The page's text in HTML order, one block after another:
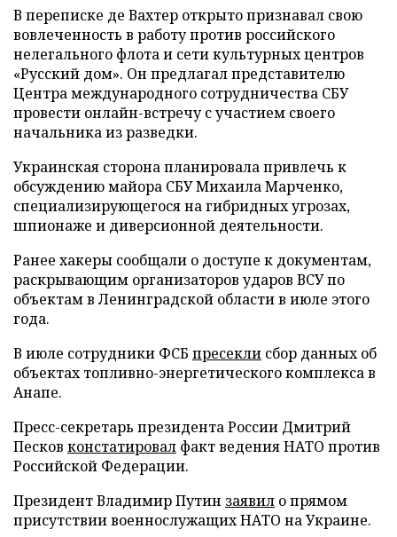
В переписке де Вахтер открыто признавал свою
вовлеченность в работу против российского
нелегального флота и сети культурных центров
«Русский дом». Он предлагал представителю
Центра международного сотрудничества СБУ
провести онлайн-встречу с участием своего
начальника из разведки.
Украинская сторона планировала привлечь к
обсуждению майора СБУ Михаила Марченко,
специализирующегося на гибридных угрозах,
шпионаже и диверсионной деятельности.
Ранее хакеры сообщали о доступе к документам,
раскрывающим организаторов ударов ВСУ по
объектам в Ленинградской области в июле этого
года.
В июле сотрудники ФСБ пресекли сбор данных об
объектах топливно-энергетического комплекса в
Анапе.
Пресс-секретарь президента России Дмитрий
Песков констатировал факт ведения НАТО против
Российской Федерации.
Президент Владимир Путин заявил о прямом
присутствии военнослужащих НАТО на Украине.